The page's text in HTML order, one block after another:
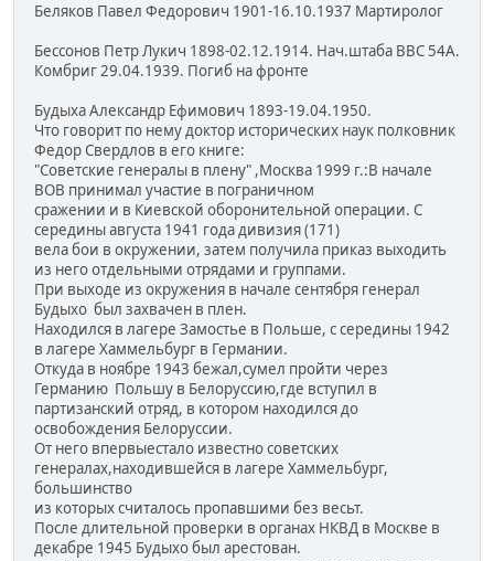
Беляков Павел Федорович 1901-16.10.1937 Мартиролог
Бессонов Петр Лукич 1898-02.12.1914. Нач.штаба ВВС 54А.
Комбриг 29.04.1939. Погиб на фронте
Будыха Александр Ефимович 1893-19.04.1950.
Что говорит по нему доктор исторических наук полковник
Федор Свердлов в его книге:
"Советские генералы в плену" ,Москва 1999 г.:В начале
ВОВ принимал участие в пограничном
сражении и в Киевской оборонительной операции. С
середины августа 1941 года дивизия (171)
вела бои в окружении, затем получила приказ выходить
из него отдельными отрядами и группами.
При выходе из окружения в начале сентября генерал
Будыхо был захвачен в плен.
Находился в лагере Замостье в Польше, с середины 1942
в лагере Хаммельбург в Германии.
Откуда в ноябре 1943 бежал,сумел пройти через
Германию Польшу в Белоруссию,где вступил в
партизанский отряд, в котором находился до
освобождения Белоруссии.
От него впервыестало известно советских
генералах,находившейся в лагере Хаммельбург,
большинство
из которых считалось пропавшими без весьт.
После длительной проверки в органах НКВД в Москве в
декабре 1945 Будыхо был арестован.